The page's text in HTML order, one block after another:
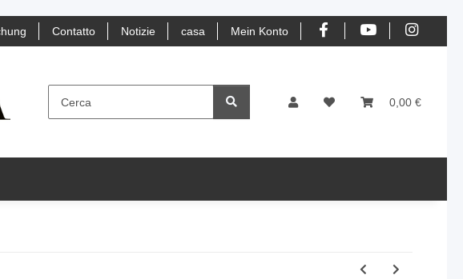
Contatto Notizie casa Mein Konto
0,00 €